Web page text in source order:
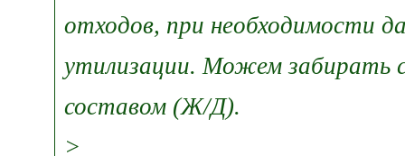
отходов, при необходимости
утилизации. Можем забирать
составом (Ж/Д).
>